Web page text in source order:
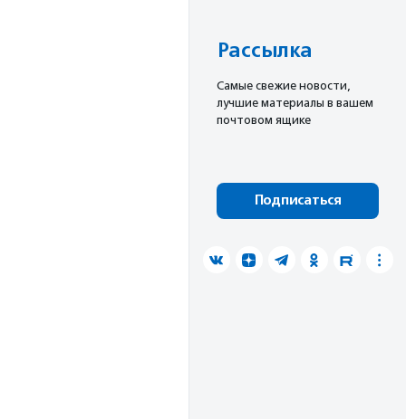
Рассылка
Cамые свежие новости,
лучшие материалы в вашем
почтовом ящике
Подписаться